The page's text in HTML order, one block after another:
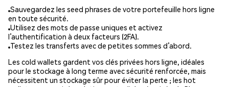
Sauvegardez les seed phrases de votre portefeuille hors ligne
en toute sécurité.
Utilisez des mots de passe uniques et activez
l’authentification à deux facteurs (2FA).
Testez les transferts avec de petites sommes d’abord.
Les cold wallets gardent vos clés privées hors ligne, idéales
pour le stockage à long terme avec sécurité renforcée, mais
nécessitent un stockage sûr pour éviter la perte ; les hot